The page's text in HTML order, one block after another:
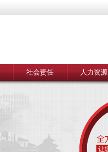
社会责任 人力资源